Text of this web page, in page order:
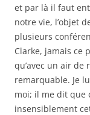
et par là il faut
notre vie, l’objet
plusieurs
Clarke, jamais ce
qu’avec un air
remarquable. Je
moi; il me dit que
insensiblement